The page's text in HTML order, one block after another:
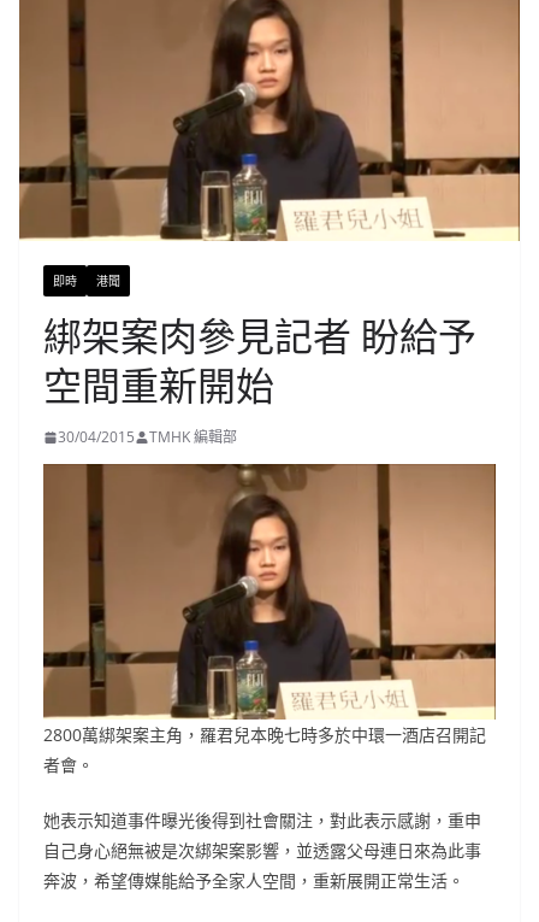
即時 港聞
綁架案肉參見記者 盼給予
空間重新開始
30/04/2015 TMHK 編輯部
2800萬綁架案主角，羅君兒本晚七時多於中環一酒店召開記
者會。
她表示知道事件曝光後得到社會關注，對此表示感謝，重申
自己身心絕無被是次綁架案影響，並透露父母連日來為此事
奔波，希望傳媒能給予全家人空間，重新展開正常生活。